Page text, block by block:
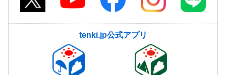
tenki.jp公式アプリ